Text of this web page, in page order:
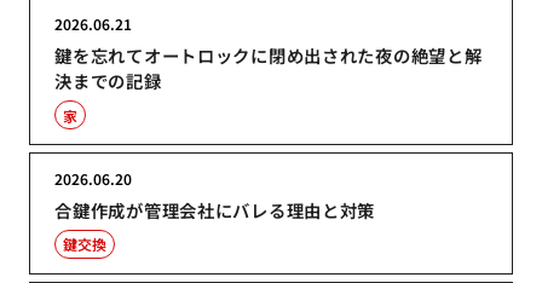
鍵を忘れてオートロックに閉め出された夜の絶望と解
決までの記録
2026.06.21
家
合鍵作成が管理会社にバレる理由と対策
2026.06.20
鍵交換